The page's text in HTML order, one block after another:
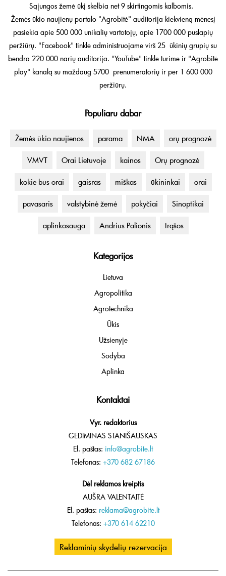
Sąjungos žemė ūkį skelbia net 9 skirtingomis kalbomis.
Žemės ūkio naujienų portalo "Agrobitė" auditorija kiekvieną mėnesį
pasiekia apie 500 000 unikalių vartotojų, apie 1700 000 puslapių
peržiūrų. "Facebook" tinkle administruojame virš 25 ūkinių grupių su
bendra 220 000 narių auditorija. "YouTube" tinkle turime ir "Agrobitė
play" kanalą su maždaug 5700 prenumeratorių ir per 1 600 000
peržiūrų.
Populiaru dabar
Žemės ūkio naujienos parama NMA orų prognozė
VMVT Orai Lietuvoje kainos Orų prognozė
kokie bus orai gaisras miškas ūkininkai orai
pavasaris valstybinė žemė pokyčiai Sinoptikai
aplinkosauga Andrius Palionis trąšos
Kategorijos
Lietuva
Agropolitika
Agrotechnika
Ūkis
Užsienyje
Sodyba
Aplinka
Kontaktai
Vyr. redaktorius
GEDIMINAS STANIŠAUSKAS
El. paštas: info@agrobite.lt
Telefonas: +370 682 67186
Dėl reklamos kreiptis
AUŠRA VALENTAITĖ
El. paštas: reklama@agrobite.lt
Telefonas: +370 614 62210
Reklaminių skydelių rezervacija